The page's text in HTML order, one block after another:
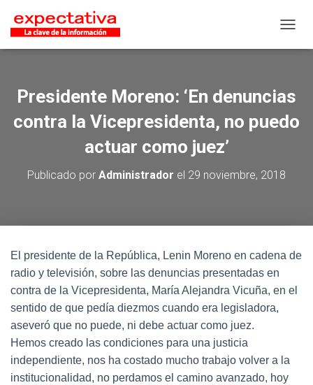
Presidente Moreno: ‘En denuncias
contra la Vicepresidenta, no puedo
actuar como juez’
Publicado por Administrador el 29 noviembre, 2018
El presidente de la República, Lenin Moreno en cadena de
radio y televisión, sobre las denuncias presentadas en
contra de la Vicepresidenta, María Alejandra Vicuña, en el
sentido de que pedía diezmos cuando era legisladora,
aseveró que no puede, ni debe actuar como juez.
Hemos creado las condiciones para una justicia
independiente, nos ha costado mucho trabajo volver a la
institucionalidad, no perdamos el camino avanzado, hoy